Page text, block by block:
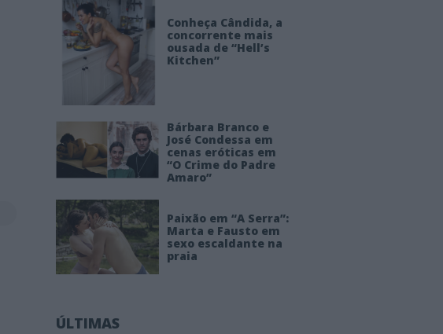
Conheça Cândida, a
concorrente mais
ousada de “Hell’s
Kitchen”
Bárbara Branco e
José Condessa em
cenas eróticas em
“O Crime do Padre
Amaro”
Paixão em “A Serra”:
Marta e Fausto em
sexo escaldante na
praia
ÚLTIMAS